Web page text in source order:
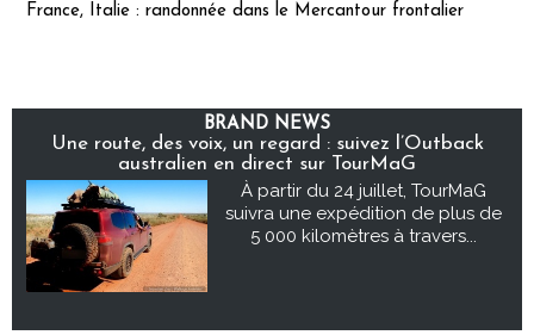
France, Italie : randonnée dans le Mercantour frontalier
BRAND NEWS
Une route, des voix, un regard : suivez l’Outback
australien en direct sur TourMaG
À partir du 24 juillet, TourMaG
suivra une expédition de plus de
5 000 kilomètres à travers...